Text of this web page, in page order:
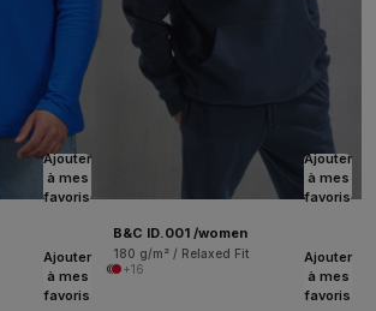
Ajouter
à mes
favoris
Ajouter
à mes
favoris
B&C ID.001 /women
180 g/m² / Relaxed Fit
+16
Ajouter
à mes
favoris
Ajouter
à mes
favoris